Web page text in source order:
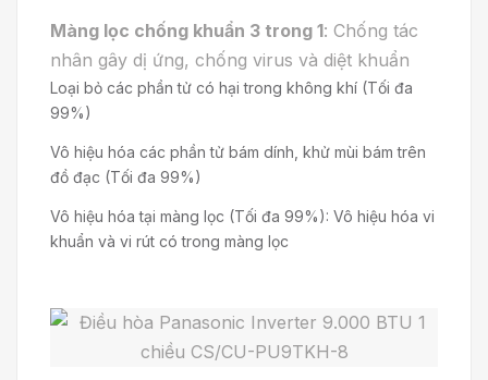
Màng lọc chống khuẩn 3 trong 1: Chống tác
nhân gây dị ứng, chống virus và diệt khuẩn
Loại bỏ các phần tử có hại trong không khí (Tối đa
99%)
Vô hiệu hóa các phần tử bám dính, khử mùi bám trên
đồ đạc (Tối đa 99%)
Vô hiệu hóa tại màng lọc (Tối đa 99%): Vô hiệu hóa vi
khuẩn và vi rút có trong màng lọc